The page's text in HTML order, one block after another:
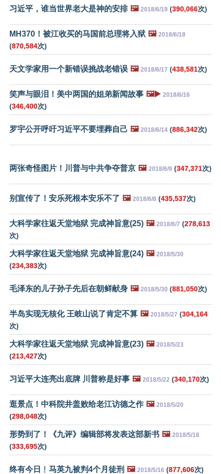
习近平，谁当世界老大是神的安排 🖼️ 2018/6/19 (390,066次)
MH370！被江收买的马国前总理将入狱 🖼️ 2018/6/18
(870,584次)
天文学家用一个新错误挑战老错误 🖼️ 2018/6/17 (438,581次)
笑声与眼泪！美中两国的姐弟新闻故事 🖼️▶️ 2018/6/16
(346,400次)
罗宇公开呼吁习近平不要埋葬自己 🖼️ 2018/6/14 (886,342次)
两张奇怪图片！川普与中共争夺普京 🖼️ 2018/6/9 (347,371次)
别宣传了！安乐死根本安乐不了 🖼️ 2018/6/8 (435,537次)
大科学家往返天堂地狱 完成神旨意(25) 🖼️ 2018/6/7 (278,613
次)
大科学家往返天堂地狱 完成神旨意(24) 🖼️ 2018/5/30
(234,383次)
毛泽东的儿子孙子先后在朝鲜献身 🖼️ 2018/5/30 (881,050次)
半岛实现无核化 王岐山说了肯定不算 🖼️ 2018/5/27 (304,164
次)
大科学家往返天堂地狱 完成神旨意(23) 🖼️ 2018/5/23
(213,427次)
习近平大连亮出底牌 川普称是好事 🖼️ 2018/5/22 (340,170次)
逛景点！中科院井盖败给老江访德之作 🖼️ 2018/5/20
(298,048次)
形势到了！《九评》编辑部将发表这部新书 🖼️ 2018/5/18
(333,695次)
终有今日﹗马英九被判4个月徒刑 🖼️ 2018/5/16 (877,606次)